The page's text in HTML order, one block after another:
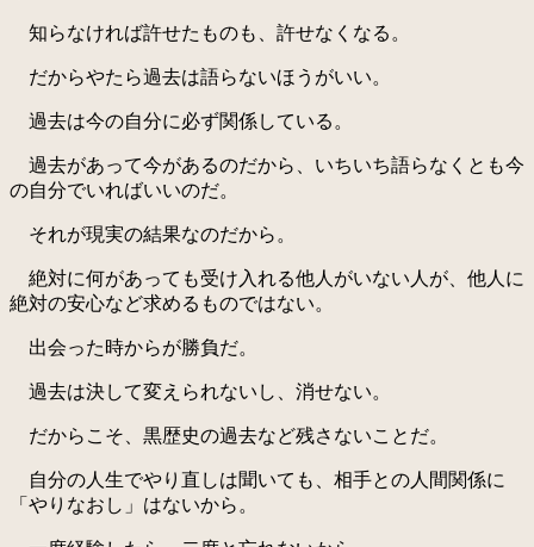
知らなければ許せたものも、許せなくなる。
だからやたら過去は語らないほうがいい。
過去は今の自分に必ず関係している。
過去があって今があるのだから、いちいち語らなくとも今
の自分でいればいいのだ。
それが現実の結果なのだから。
絶対に何があっても受け入れる他人がいない人が、他人に
絶対の安心など求めるものではない。
出会った時からが勝負だ。
過去は決して変えられないし、消せない。
だからこそ、黒歴史の過去など残さないことだ。
自分の人生でやり直しは聞いても、相手との人間関係に
「やりなおし」はないから。